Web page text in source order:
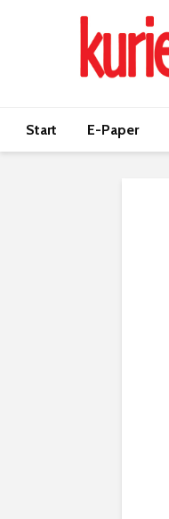
Start E-Paper